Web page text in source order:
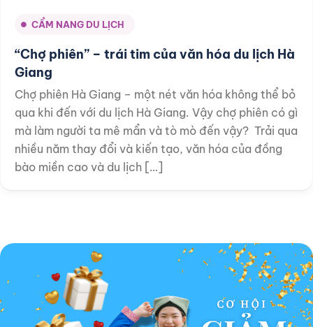
CẨM NANG DU LỊCH
“Chợ phiên” – trái tim của văn hóa du lịch Hà
Giang
Chợ phiên Hà Giang – một nét văn hóa không thể bỏ
qua khi đến với du lịch Hà Giang. Vậy chợ phiên có gì
mà làm người ta mê mẩn và tò mò đến vậy? Trải qua
nhiều năm thay đổi và kiến tạo, văn hóa của đồng
bào miền cao và du lịch […]